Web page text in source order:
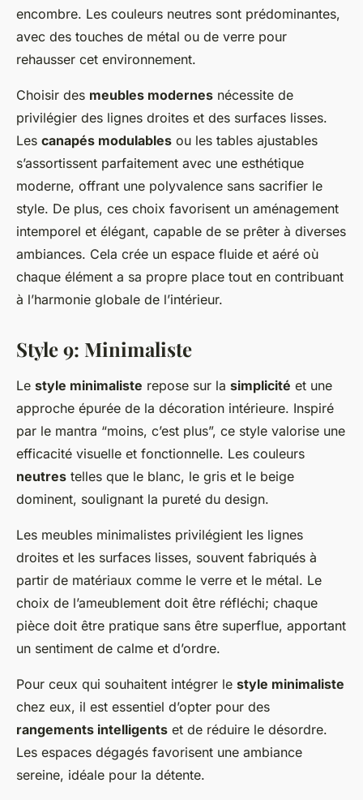
encombre. Les couleurs neutres sont prédominantes,
avec des touches de métal ou de verre pour
rehausser cet environnement.
Choisir des meubles modernes nécessite de
privilégier des lignes droites et des surfaces lisses.
Les canapés modulables ou les tables ajustables
s’assortissent parfaitement avec une esthétique
moderne, offrant une polyvalence sans sacrifier le
style. De plus, ces choix favorisent un aménagement
intemporel et élégant, capable de se prêter à diverses
ambiances. Cela crée un espace fluide et aéré où
chaque élément a sa propre place tout en contribuant
à l’harmonie globale de l’intérieur.
Style 9: Minimaliste
Le style minimaliste repose sur la simplicité et une
approche épurée de la décoration intérieure. Inspiré
par le mantra “moins, c’est plus”, ce style valorise une
efficacité visuelle et fonctionnelle. Les couleurs
neutres telles que le blanc, le gris et le beige
dominent, soulignant la pureté du design.
Les meubles minimalistes privilégient les lignes
droites et les surfaces lisses, souvent fabriqués à
partir de matériaux comme le verre et le métal. Le
choix de l’ameublement doit être réfléchi; chaque
pièce doit être pratique sans être superflue, apportant
un sentiment de calme et d’ordre.
Pour ceux qui souhaitent intégrer le style minimaliste
chez eux, il est essentiel d’opter pour des
rangements intelligents et de réduire le désordre.
Les espaces dégagés favorisent une ambiance
sereine, idéale pour la détente.